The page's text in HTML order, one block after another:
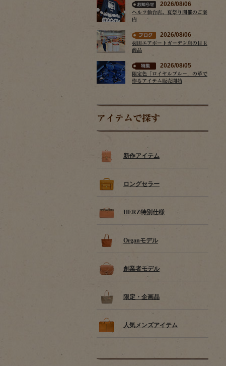
2026/08/06
ヘルツ仙台店、夏祭り開催のご案
内
2026/08/06
羽田エアポートガーデン店の目玉
商品
2026/08/05
限定色「ロイヤルブルー」の革で
作るアイテム販売開始
アイテムで探す
新作アイテム
ロングセラー
HERZ特別仕様
Organモデル
創業者モデル
限定・企画品
人気メンズアイテム